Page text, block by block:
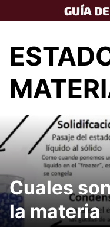
to
GUÍA
Cuales
la materia